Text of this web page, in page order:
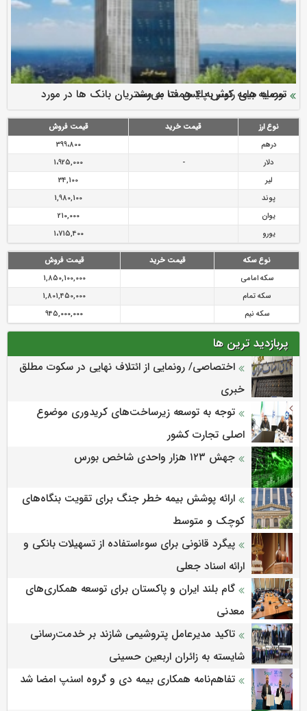
ارزش سهام عدالت بالا رفت
سرمایه بیمه کوثر به ۴ همت می‌رسد
نود ثانیه با فولاد سنگان
تقدیر دبیرکل سندیکای بیمه گران ایران از اقدامات مدیرعامل بیمه
رازی
توصیه های رئیس پلیس فتا به مشتریان بانک ها در مورد
پیشگیری از سرقت های مجازی
نوع ارز قیمت خرید
قیمت فروش
درهم
399،800
دلار
-
1،925,000
لیر
34,100
پوند
1,980,100
یوان
210,000
یورو
1،715,400
نوع سکه قیمت خرید
قیمت فروش
سکه امامی
1,850,100,000
سکه تمام
1,801,450,000
سکه نیم
945,000,000
پربازدید ترین ها
اختصاصی/ رونمایی از ائتلاف‌ نهایی در سکوت مطلق
خبری
توجه به توسعه زیرساخت‌های کریدوری موضوع
اصلی تجارت کشور
جهش ۱۲۳ هزار واحدی شاخص بورس
ارائه پوشش بیمه خطر جنگ برای تقویت بنگاه‌های
کوچک و متوسط
پیگرد قانونی برای سوءاستفاده از تسهیلات بانکی و
ارائه اسناد جعلی
گام بلند ایران و پاکستان برای توسعه همکاری‌های
معدنی
تاکید مدیرعامل پتروشیمی شازند بر خدمت‌رسانی
شایسته به زائران اربعین حسینی
تفاهم‌نامه همکاری بیمه دی و گروه اسنپ امضا شد